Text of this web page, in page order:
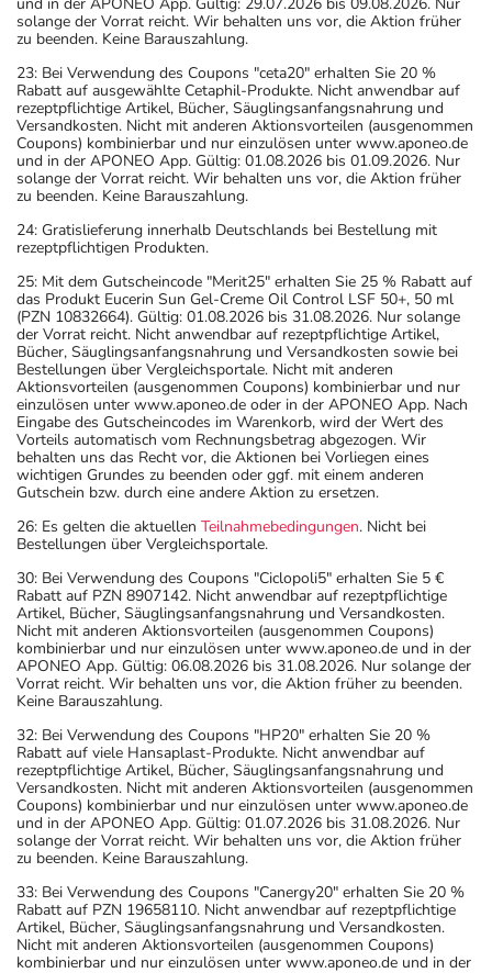
solange der Vorrat reicht. Wir behalten uns vor, die Aktion früher
zu beenden. Keine Barauszahlung.
23: Bei Verwendung des Coupons "ceta20" erhalten Sie 20 %
Rabatt auf ausgewählte Cetaphil-Produkte. Nicht anwendbar auf
rezeptpflichtige Artikel, Bücher, Säuglingsanfangsnahrung und
Versandkosten. Nicht mit anderen Aktionsvorteilen (ausgenommen
Coupons) kombinierbar und nur einzulösen unter www.aponeo.de
und in der APONEO App. Gültig: 01.08.2026 bis 01.09.2026. Nur
solange der Vorrat reicht. Wir behalten uns vor, die Aktion früher
zu beenden. Keine Barauszahlung.
24: Gratislieferung innerhalb Deutschlands bei Bestellung mit
rezeptpflichtigen Produkten.
25: Mit dem Gutscheincode "Merit25" erhalten Sie 25 % Rabatt auf
das Produkt Eucerin Sun Gel-Creme Oil Control LSF 50+, 50 ml
(PZN 10832664). Gültig: 01.08.2026 bis 31.08.2026. Nur solange
der Vorrat reicht. Nicht anwendbar auf rezeptpflichtige Artikel,
Bücher, Säuglingsanfangsnahrung und Versandkosten sowie bei
Bestellungen über Vergleichsportale. Nicht mit anderen
Aktionsvorteilen (ausgenommen Coupons) kombinierbar und nur
einzulösen unter www.aponeo.de oder in der APONEO App. Nach
Eingabe des Gutscheincodes im Warenkorb, wird der Wert des
Vorteils automatisch vom Rechnungsbetrag abgezogen. Wir
behalten uns das Recht vor, die Aktionen bei Vorliegen eines
wichtigen Grundes zu beenden oder ggf. mit einem anderen
Gutschein bzw. durch eine andere Aktion zu ersetzen.
26: Es gelten die aktuellen Teilnahmebedingungen. Nicht bei
Bestellungen über Vergleichsportale.
30: Bei Verwendung des Coupons "Ciclopoli5" erhalten Sie 5 €
Rabatt auf PZN 8907142. Nicht anwendbar auf rezeptpflichtige
Artikel, Bücher, Säuglingsanfangsnahrung und Versandkosten.
Nicht mit anderen Aktionsvorteilen (ausgenommen Coupons)
kombinierbar und nur einzulösen unter www.aponeo.de und in der
APONEO App. Gültig: 06.08.2026 bis 31.08.2026. Nur solange der
Vorrat reicht. Wir behalten uns vor, die Aktion früher zu beenden.
Keine Barauszahlung.
32: Bei Verwendung des Coupons "HP20" erhalten Sie 20 %
Rabatt auf viele Hansaplast-Produkte. Nicht anwendbar auf
rezeptpflichtige Artikel, Bücher, Säuglingsanfangsnahrung und
Versandkosten. Nicht mit anderen Aktionsvorteilen (ausgenommen
Coupons) kombinierbar und nur einzulösen unter www.aponeo.de
und in der APONEO App. Gültig: 01.07.2026 bis 31.08.2026. Nur
solange der Vorrat reicht. Wir behalten uns vor, die Aktion früher
zu beenden. Keine Barauszahlung.
33: Bei Verwendung des Coupons "Canergy20" erhalten Sie 20 %
Rabatt auf PZN 19658110. Nicht anwendbar auf rezeptpflichtige
Artikel, Bücher, Säuglingsanfangsnahrung und Versandkosten.
Nicht mit anderen Aktionsvorteilen (ausgenommen Coupons)
kombinierbar und nur einzulösen unter www.aponeo.de und in der